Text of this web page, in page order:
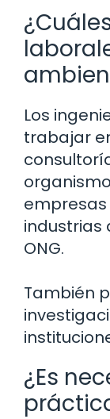
Los
trabajar
industrias
ONG.
También
¿Es